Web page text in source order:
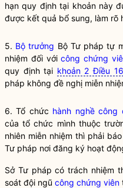
hạn quy định tại khoản này
được kết quả bổ sung, làm rõ
5. Bộ trưởng Bộ Tư pháp tự
nhiệm đối vớicông chứng
quy định tại khoản 2 Điều 16
pháp không đề nghị miễn
6. Tổ chức hành nghề công
của tổ chức mình thuộc
nhiên miễn nhiệm thì phải
Tư pháp nơi đăng ký hoạt
Sở Tư pháp có trách nhiệm
soát đội ngũ công chứng viên